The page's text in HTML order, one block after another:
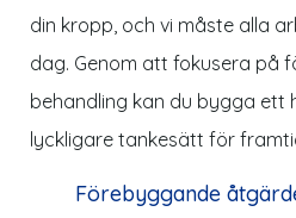
din kropp, och vi måste alla
dag. Genom att fokusera på
behandling kan du bygga ett
lyckligare tankesätt för
Förebyggande